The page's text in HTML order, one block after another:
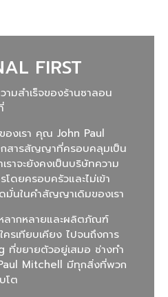
FIRST
มสำเร็จของร้านซาลอน
งเรา คุณ John Paul
กสารสัญญาที่ครอบคลุมเป็น
ราจะยังคงเป็นบริษัทความ
ดยครอบครัวและไม่เข้า
นในคำสัญญาเดิมของเรา
ากหลายและผลิตภัณฑ์
รเทียบเคียง ไปจนถึงการ
ที่ขยายตัวอยู่เสมอ ช่างทำ
Mitchell มีทุกสิ่งที่พวก
โต